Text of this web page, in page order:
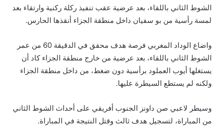
الشوط الثاني باللقاء، بعد عرضية عقب تنفيذ ركلة ركنية وارتقاء بعد
لمسة رأسية من بو سفيان داخل منطقة الجزاء أنقذها الحارس.
واضاع الوداد المغربي فرصة هدف محقق في الدقيقة 60 من عمر
الشوط الثاني باللقاء، بعد عرضية من خارج منطقة الجزاء كاد أن
يستغلها أيوب العملود برأسية دون ضغط، من داخل منطقة الجزاء
ولكنه لم يستطع السيطرة عليها.
وسيطر لاعبي صن داونز الجنوب أفريقي على أحداث الشوط الثاني
من المباراة، لتسجيل هدف ثالث وقتل النتيجة في المباراة.